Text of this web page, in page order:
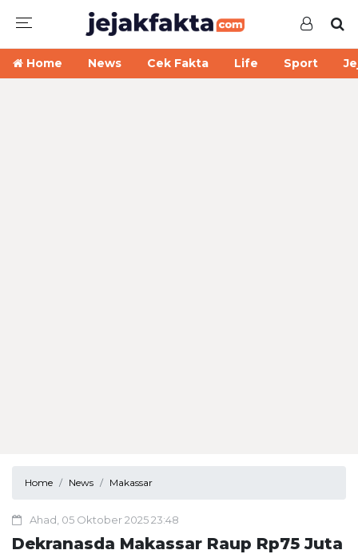
Home News Cek Fakta Life Sport
Home News Makassar
Ahad, 05 Oktober 2025 23:48
Dekranasda Makassar Raup Rp75 Juta